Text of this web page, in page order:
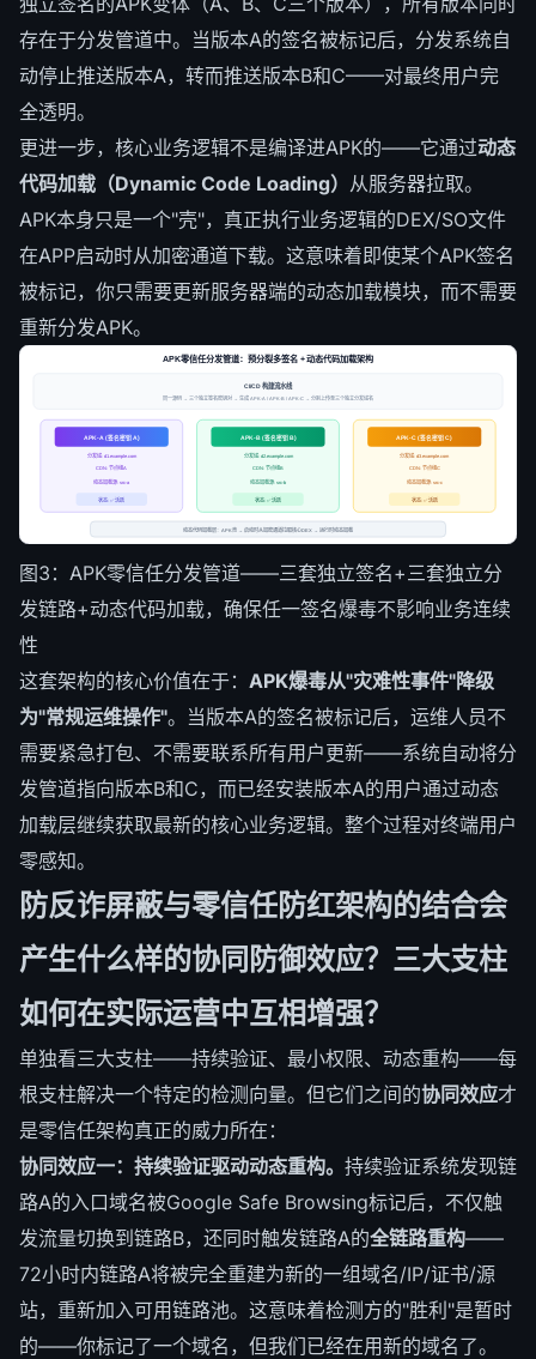
存在于分发管道中。当版本A的签名被标记后，分发系统自
动停止推送版本A，转而推送版本B和C——对最终用户完
全透明。
更进一步，核心业务逻辑不是编译进APK的——它通过动态
代码加载（Dynamic Code Loading） 从服务器拉取。
APK本身只是一个"壳"，真正执行业务逻辑的DEX/SO文件
在APP启动时从加密通道下载。这意味着即使某个APK签名
被标记，你只需要更新服务器端的动态加载模块，而不需要
重新分发APK。
APK零信任分发管道：预分裂多签名 + 动态代码加载架构
CI/CD 构建流水线
同一源码 → 三个独立签名密钥对 → 生成 APK-A / APK-B / APK-C → 分别上传至三个独立分发域名
APK-A (签名密钥 A)
分发域: d1.example.com
CDN: 节点组A
动态加载源: src-a
状态: ✅ 活跃
APK-B (签名密钥 B)
分发域: d2.example.com
CDN: 节点组B
动态加载源: src-b
状态: ✅ 活跃
APK-C (签名密钥 C)
分发域: d3.example.com
CDN: 节点组C
动态加载源: src-c
状态: ✅ 活跃
动态代码加载层：APK壳 → 启动时从加密通道拉取核心DEX → 运行时动态加载
图3：APK零信任分发管道——三套独立签名+三套独立分
发链路+动态代码加载，确保任一签名爆毒不影响业务连续
性
这套架构的核心价值在于： APK爆毒从"灾难性事件"降级
为"常规运维操作"。当版本A的签名被标记后，运维人员不
需要紧急打包、不需要联系所有用户更新——系统自动将分
发管道指向版本B和C，而已经安装版本A的用户通过动态
加载层继续获取最新的核心业务逻辑。整个过程对终端用户
零感知。
防反诈屏蔽与零信任防红架构的结合会
产生什么样的协同防御效应？三大支柱
如何在实际运营中互相增强？
单独看三大支柱——持续验证、最小权限、动态重构——每
根支柱解决一个特定的检测向量。但它们之间的协同效应才
是零信任架构真正的威力所在：
协同效应一：持续验证驱动动态重构。 持续验证系统发现链
路A的入口域名被Google Safe Browsing标记后，不仅触
发流量切换到链路B，还同时触发链路A的全链路重构——
72小时内链路A将被完全重建为新的一组域名/IP/证书/源
站，重新加入可用链路池。这意味着检测方的"胜利"是暂时
的——你标记了一个域名，但我们已经在用新的域名了。